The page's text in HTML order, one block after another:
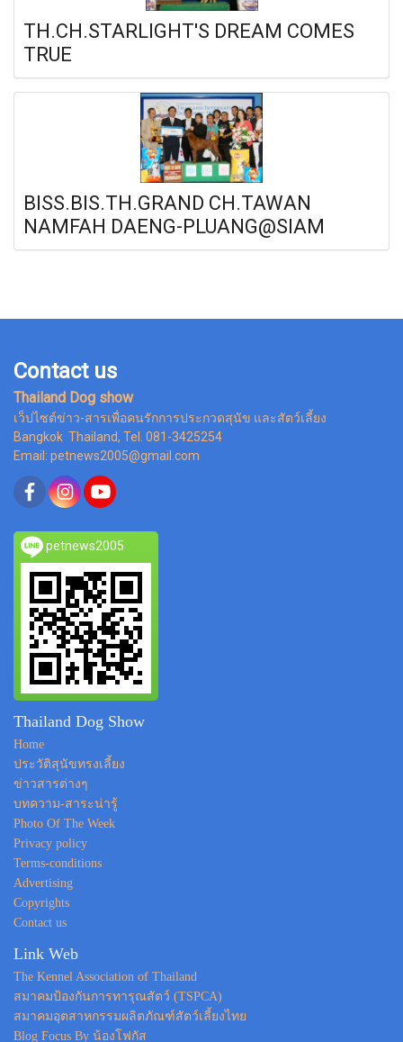
TH.CH.STARLIGHT'S DREAM COMES
TRUE
BISS.BIS.TH.GRAND CH.TAWAN
NAMFAH DAENG-PLUANG@SIAM
Contact us
Thailand Dog show
เว็ปไซต์ข่าว-สารเพื่อคนรักการประกวดสุนัข และสัตว์เลี้ยง
Bangkok Thailand, Tel. 081-3425254
Email: petnews2005@gmail.com
petnews2005
Thailand Dog Show
Home
ประวัติสุนัขทรงเลี้ยง
ข่าวสารต่างๆ
บทความ-สาระน่ารู้
Photo Of The Week
Privacy policy
Terms-conditions
Advertising
Copyrights
Contact us
Link Web
The Kennel Association of Thailand
สมาคมป้องกันการทารุณสัตว์ (TSPCA)
สมาคมอุตสาหกรรมผลิตภัณฑ์สัตว์เลี้ยงไทย
Blog Focus By น้องโฟกัส